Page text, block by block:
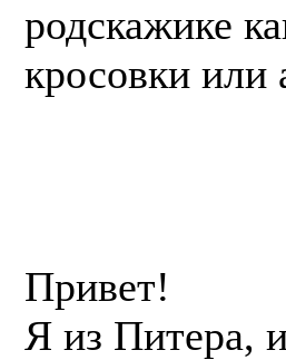
родскажике
кросовки или
Привет!
Я из Питера,